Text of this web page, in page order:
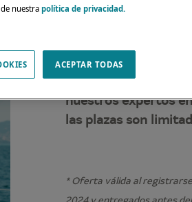
Descubre nuestra
barcos disponibles
Estas ventas
nuestros expertos
las plazas son
* Oferta válida al
nuestra política de privacidad.
ACEPTAR TODAS